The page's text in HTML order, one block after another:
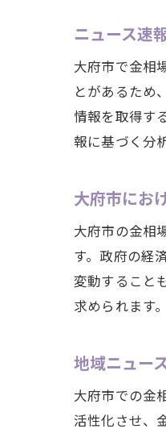
ニュース速
大府市で金相
とがあるため
情報を取得す
報に基づく分
大府市にお
大府市の金相
す。政府の経
変動すること
求められます
地域ニュー
大府市での金
活性化させ、